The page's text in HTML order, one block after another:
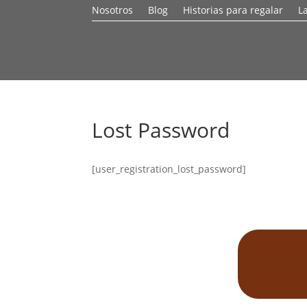
Nosotros Blog Historias para regalar
Lost Password
[user_registration_lost_password]